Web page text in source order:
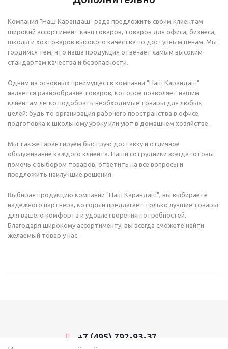
Компания "Наш Карандаш" рада предложить своим клиентам
широкий ассортимент канцтоваров, товаров для офиса, бизнеса,
школы и хозтоваров высокого качества по доступным ценам. Мы
гордимся тем, что наша продукция отвечает самым высоким
стандартам качества и безопасности.
Одним из основных преимуществ компании "Наш Карандаш"
является разнообразие товаров, которое позволяет нашим
клиентам легко подобрать необходимые товары для любых
целей: будь то организация рабочего пространства в офисе,
подготовка к школьному уроку или уют в домашнем хозяйстве.
Мы также гарантируем быструю доставку и отличное
обслуживание каждого клиента. Наши сотрудники всегда готовы
помочь с выбором товаров, ответить на все вопросы и
предложить наилучшие решения.
Выбирая продукцию компании "Наш Карандаш", вы выбираете
надежного партнера, который предлагает только лучшие товары
для вашего комфорта и удовлетворения потребностей.
Благодаря широкому ассортименту, вы всегда сможете найти
желаемый товар у нас.
+7 (495) 792-93-37